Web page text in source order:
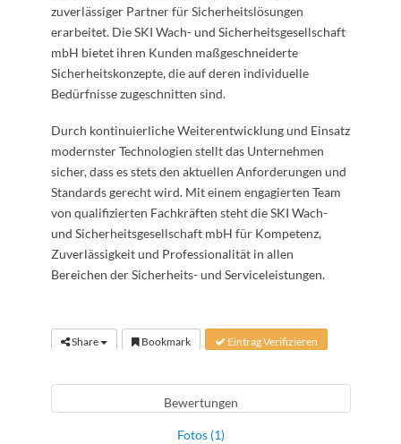
zuverlässiger Partner für Sicherheitslösungen
erarbeitet. Die SKI Wach- und Sicherheitsgesellschaft
mbH bietet ihren Kunden maßgeschneiderte
Sicherheitskonzepte, die auf deren individuelle
Bedürfnisse zugeschnitten sind.
Durch kontinuierliche Weiterentwicklung und Einsatz
modernster Technologien stellt das Unternehmen
sicher, dass es stets den aktuellen Anforderungen und
Standards gerecht wird. Mit einem engagierten Team
von qualifizierten Fachkräften steht die SKI Wach-
und Sicherheitsgesellschaft mbH für Kompetenz,
Zuverlässigkeit und Professionalität in allen
Bereichen der Sicherheits- und Serviceleistungen.
Share Bookmark Eintrag Verifizieren
Bewertungen
Fotos (1)